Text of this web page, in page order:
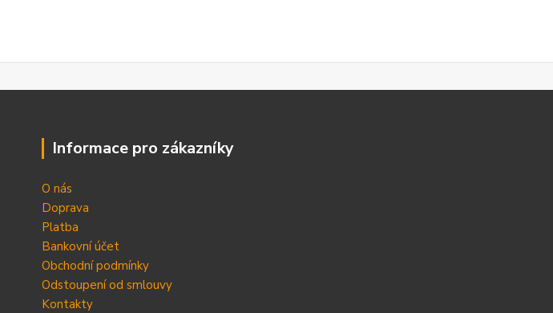
Informace pro zákazníky
O nás
Doprava
Platba
Bankovní účet
Obchodní podmínky
Odstoupení od smlouvy
Kontakty